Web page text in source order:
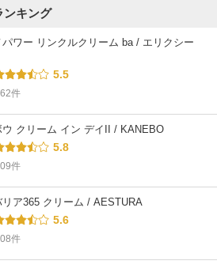
ンキング
パワー リンクルクリーム ba / エリクシー
5.5
件
ウ クリーム イン デイII / KANEBO
5.8
件
リア365 クリーム / AESTURA
5.6
件